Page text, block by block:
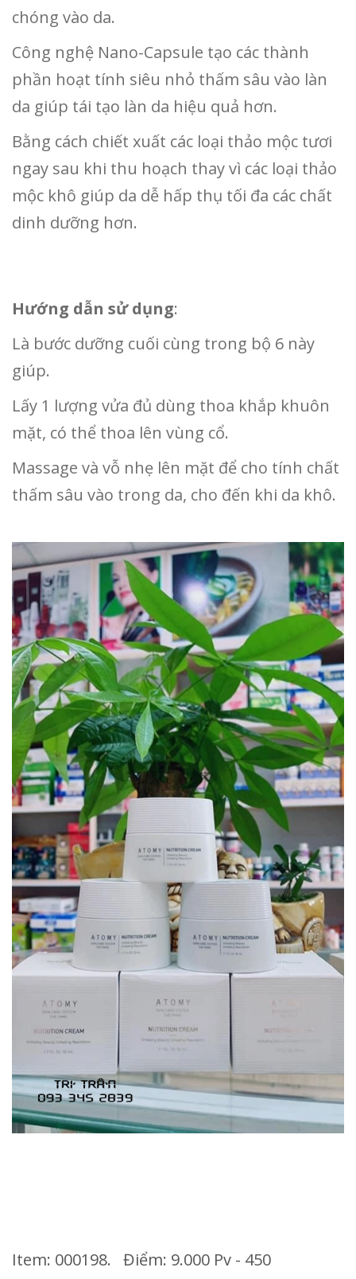
chóng vào da.
Công nghệ Nano-Capsule tạo các thành
phần hoạt tính siêu nhỏ thấm sâu vào làn
da giúp tái tạo làn da hiệu quả hơn.
Bằng cách chiết xuất các loại thảo mộc tươi
ngay sau khi thu hoạch thay vì các loại thảo
mộc khô giúp da dễ hấp thụ tối đa các chất
dinh dưỡng hơn.
Hướng dẫn sử dụng:
Là bước dưỡng cuối cùng trong bộ 6 này
giúp.
Lấy 1 lượng vửa đủ dùng thoa khắp khuôn
mặt, có thể thoa lên vùng cổ.
Massage và vỗ nhẹ lên mặt để cho tính chất
thấm sâu vào trong da, cho đến khi da khô.
Item: 000198. Điểm: 9.000 Pv - 450